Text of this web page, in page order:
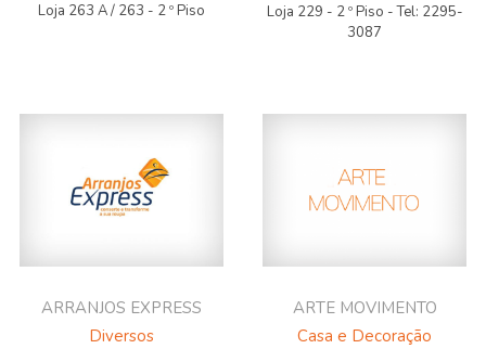
Loja 263 A / 263 - 2 º Piso
Loja 229 - 2 º Piso - Tel: 2295-
3087
ARRANJOS EXPRESS
Diversos
ARTE MOVIMENTO
Casa e Decoração